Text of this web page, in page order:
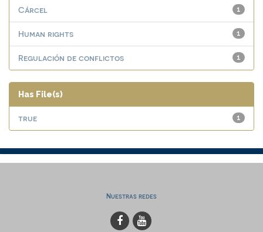
1
Cárcel
1
Human rights
1
Regulación de conflictos
Has File(s)
1
true
Nuestras redes